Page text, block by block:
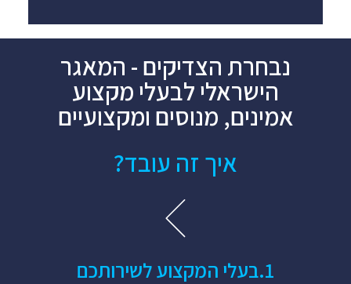
נבחרת הצדיקים - המאגר
הישראלי לבעלי מקצוע
אמינים, מנוסים ומקצועיים
איך זה עובד?
1.​בעלי המקצוע לשירותכם​